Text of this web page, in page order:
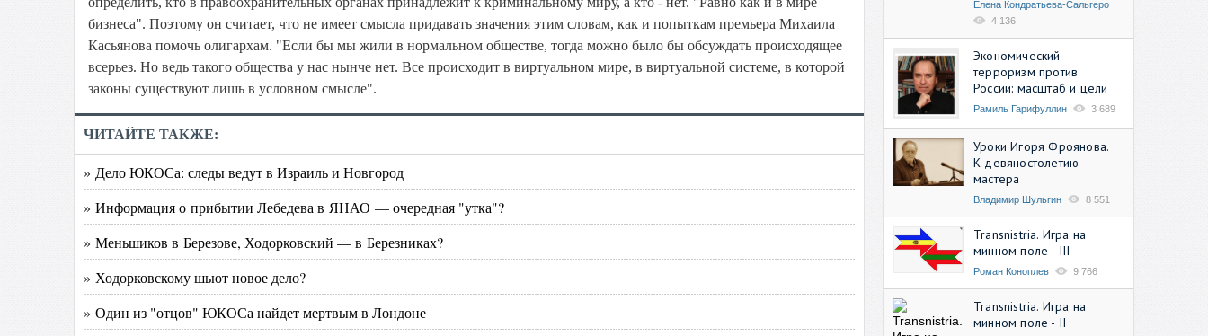
бизнеса". Поэтому он считает, что не имеет смысла придавать значения этим словам, как и попыткам премьера Михаила
Касьянова помочь олигархам. "Если бы мы жили в нормальном обществе, тогда можно было бы обсуждать происходящее
всерьез. Но ведь такого общества у нас нынче нет. Все происходит в виртуальном мире, в виртуальной системе, в которой
законы существуют лишь в условном смысле".
ЧИТАЙТЕ ТАКЖЕ:
» Дело ЮКОСа: следы ведут в Израиль и Новгород
» Информация о прибытии Лебедева в ЯНАО — очередная "утка"?
» Меньшиков в Березове, Ходорковский — в Березниках?
» Ходорковскому шьют новое дело?
» Один из "отцов" ЮКОСа найдет мертвым в Лондоне
Елена Кондратьева-Сальгеро
4 136
Экономический
терроризм против
России: масштаб и цели
Рамиль Гарифуллин 3 689
Уроки Игоря Фроянова.
К девяностолетию
мастера
Владимир Шульгин 8 551
Transnistria. Игра на
минном поле - III
Роман Коноплев 9 766
Transnistria. Игра на
минном поле - II